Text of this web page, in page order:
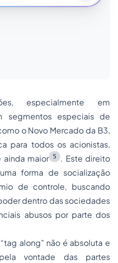
especialmente em
segmentos especiais de
o Novo Mercado da B3,
para todos os acionistas,
ainda maior 5
. Este direito
forma de socialização
de controle, buscando
dentro das sociedades
abusos por parte dos
tag along” não é absoluta e
vontade das partes